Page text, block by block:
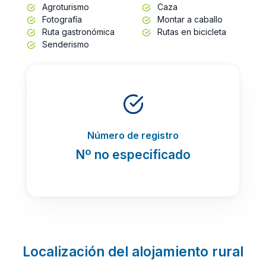
Agroturismo
Caza
Fotografía
Montar a caballo
Ruta gastronómica
Rutas en bicicleta
Senderismo
Número de registro
Nº no especificado
Localización del alojamiento rural